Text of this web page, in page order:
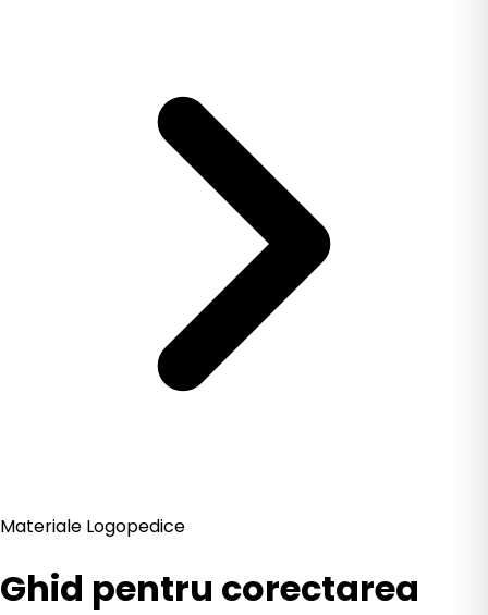
Materiale Logopedice
Ghid pentru corectarea